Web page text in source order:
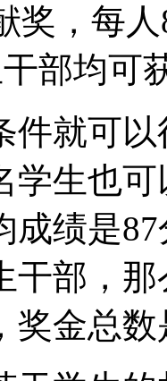
，每人
干部均可
就可以
学生也
成绩是
干部，
奖金总数